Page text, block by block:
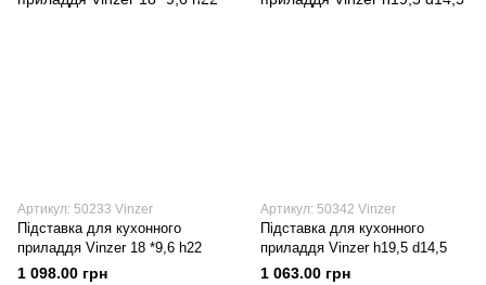
Артикул: 50233 Vinzer
Підставка для кухонного
приладдя Vinzer 18 *9,6 h22
1 098.00 грн
Артикул: 50342 Vinzer
Підставка для кухонного
приладдя Vinzer h19,5 d14,5
1 063.00 грн